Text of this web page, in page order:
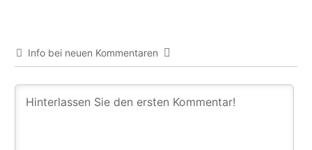
Info bei neuen Kommentaren